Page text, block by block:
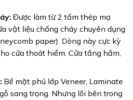
Được làm từ 2 tấm thép mạ
vật liệu chống cháy chuyên dụng
paper). Dòng này cực kỳ
cửa thoát hiểm. Cửa tầng hầm,
Bề mặt phủ lớp Veneer, Laminate
sang trọng. Nhưng lõi bên trong